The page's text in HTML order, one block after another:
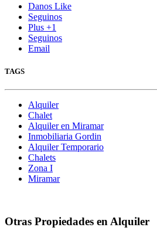
Danos Like
Seguinos
Plus +1
Seguinos
Email
TAGS
Alquiler
Chalet
Alquiler en Miramar
Inmobiliaria Gordin
Alquiler Temporario
Chalets
Zona I
Miramar
Otras Propiedades en Alquiler